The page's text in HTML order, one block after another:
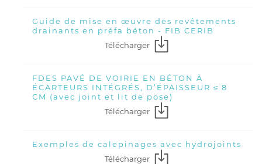
Guide de mise en œuvre des revêtements
drainants en préfa béton - FIB CERIB
Télécharger
FDES PAVÉ DE VOIRIE EN BÉTON À
ÉCARTEURS INTÉGRÉS, D’ÉPAISSEUR ≤ 8
CM (avec joint et lit de pose)
Télécharger
Exemples de calepinages avec hydrojoints
Télécharger